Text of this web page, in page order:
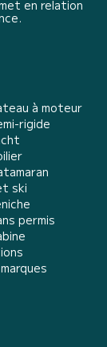
en relation
à moteur
rigide
ski
permis